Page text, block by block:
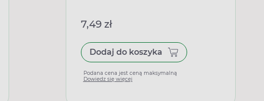
7,49 zł
Dodaj do koszyka
Podana cena jest ceną maksymalną
Dowiedz się więcej